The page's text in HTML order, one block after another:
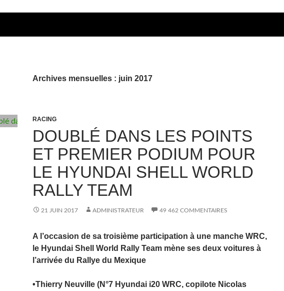
Archives mensuelles : juin 2017
RACING
DOUBLÉ DANS LES POINTS
ET PREMIER PODIUM POUR
LE HYUNDAI SHELL WORLD
RALLY TEAM
21 JUIN 2017 ADMINISTRATEUR 49 462 COMMENTAIRES
A l’occasion de sa troisième participation à une manche WRC,
le Hyundai Shell World Rally Team mène ses deux voitures à
l’arrivée du Rallye du Mexique
•Thierry Neuville (N°7 Hyundai i20 WRC, copilote Nicolas